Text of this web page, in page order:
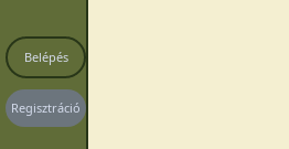
Belépés
Regisztráció